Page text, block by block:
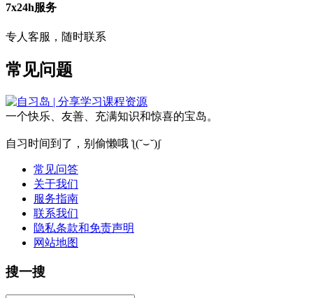
7x24h服务
专人客服，随时联系
常见问题
一个快乐、友善、充满知识和惊喜的宝岛。
自习时间到了，别偷懒哦 ƪ(˘⌣˘)ʃ
常见问答
关于我们
服务指南
联系我们
隐私条款和免责声明
网站地图
搜一搜